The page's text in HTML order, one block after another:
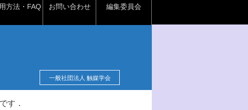
方法・FAQ お問い合わせ 編集委員会
一般社団法人 触媒学会
す．